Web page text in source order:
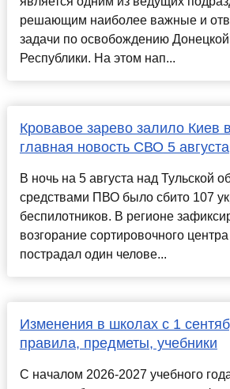
решающим наиболее важные и
задачи по освобождению
Республики. На этом нап...
Кровавое зарево залило Киев
главная новость СВО 5 августа
В ночь на 5 августа над Тульской
средствами ПВО было сбито 107
беспилотников. В регионе
возгорание сортировочного
пострадал один челове...
Изменения в школах с 1
правила, предметы, учебники
С началом 2026-2027 учебного